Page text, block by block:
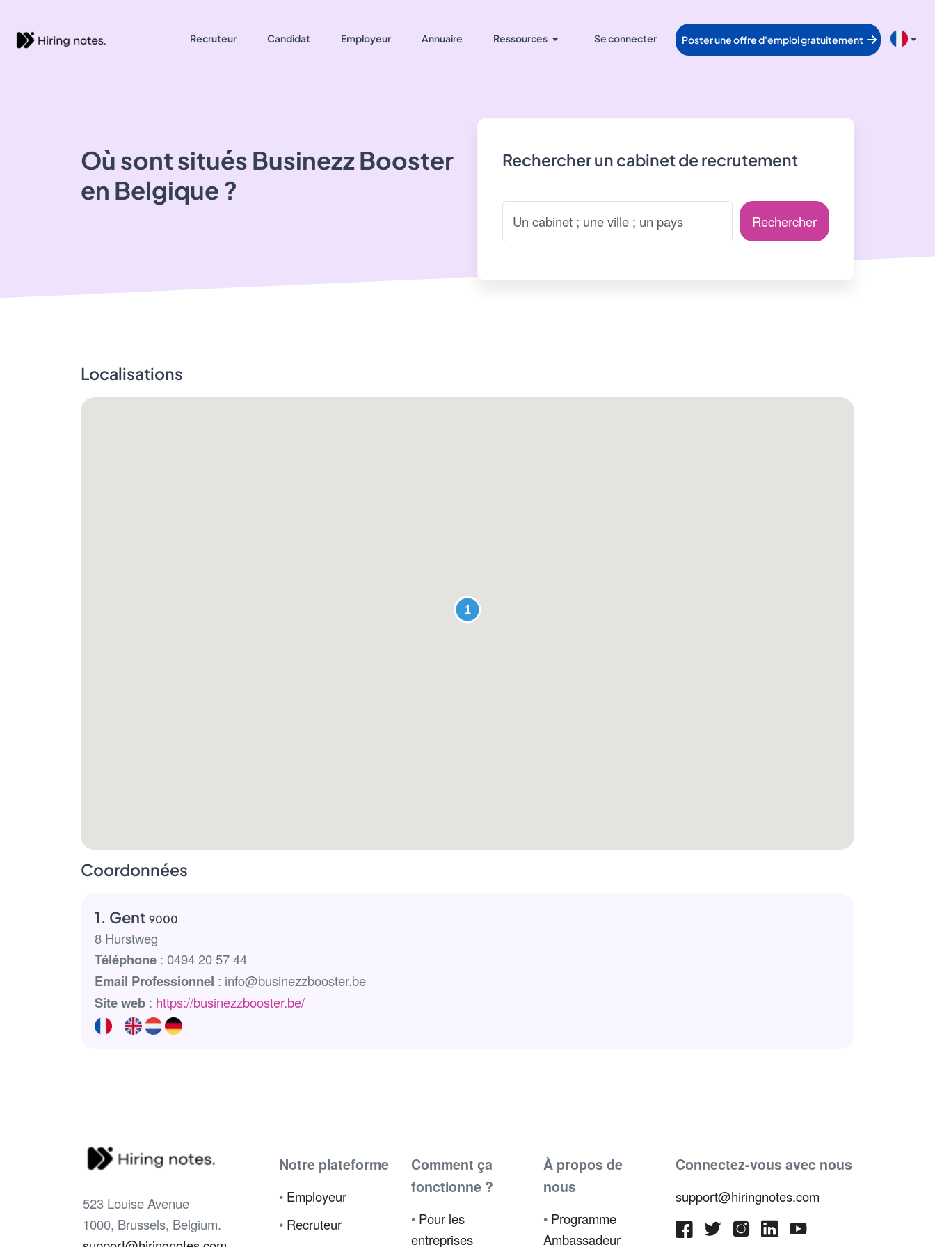
Recruteur Candidat Employeur Annuaire Ressources Se connecter Poster une offre d'emploi gratuitement
Où sont situés Businezz Booster
en Belgique ?
Rechercher un cabinet de recrutement
Rechercher
Localisations
Coordonnées
1. Gent 9000
8 Hurstweg
Téléphone: 0494 20 57 44
Email Professionnel : info@businezzbooster.be
Site web: https://businezzbooster.be/
523 Louise Avenue
1000, Brussels, Belgium.
Notre plateforme
• Employeur
• Recruteur
Comment ça
fonctionne ?
• Pour les
entreprises
À propos de
nous
• Programme
Ambassadeur
Connectez-vous avec nous
support@hiringnotes.com